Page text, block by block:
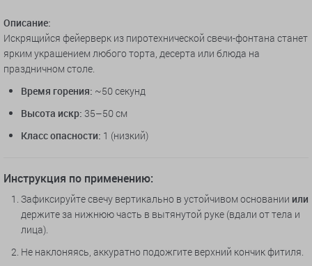
Описание:
Искрящийся фейерверк из пиротехнической свечи-фонтана станет
ярким украшением любого торта, десерта или блюда на
праздничном столе.
Время горения: ~50 секунд
Высота искр: 35–50 см
Класс опасности: 1 (низкий)
Инструкция по применению:
Зафиксируйте свечу вертикально в устойчивом основании или
держите за нижнюю часть в вытянутой руке (вдали от тела и
лица).
Не наклоняясь, аккуратно подожгите верхний кончик фитиля.